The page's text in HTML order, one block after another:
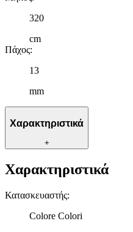
320
cm
Πάχος:
13
mm
Χαρακτηριστικά
+
Χαρακτηριστικά
Κατασκευαστής:
Colore Colori